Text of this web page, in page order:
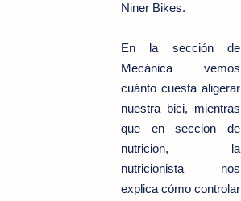
Niner Bikes.
En la sección de
Mecánica vemos
cuánto cuesta aligerar
nuestra bici, mientras
que en seccion de
nutricion, la
nutricionista nos
explica cómo controlar